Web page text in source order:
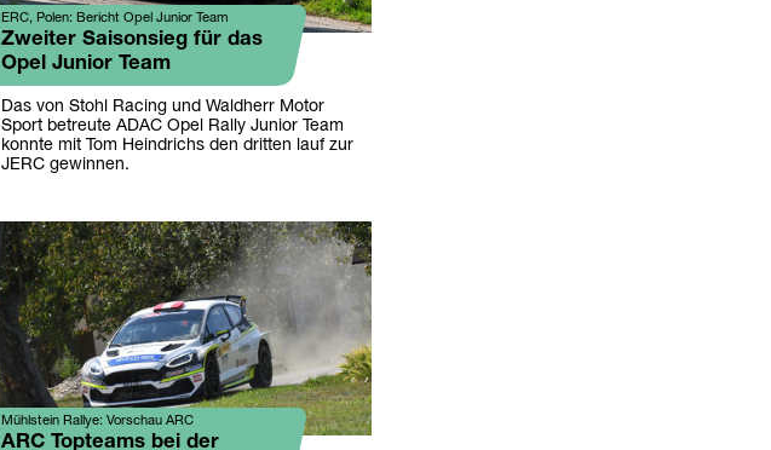
ERC, Polen: Bericht Opel Junior Team
Zweiter Saisonsieg für das
Opel Junior Team
Das von Stohl Racing und Waldherr Motor
Sport betreute ADAC Opel Rally Junior Team
konnte mit Tom Heindrichs den dritten lauf zur
JERC gewinnen.
Mühlstein Rallye: Vorschau ARC
ARC Topteams bei der